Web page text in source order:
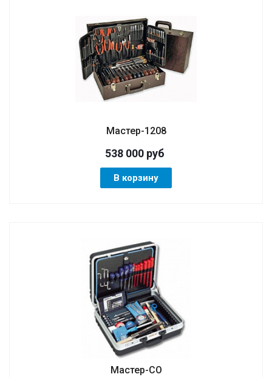
Мастер-1208
538 000руб
В корзину
Мастер-СО